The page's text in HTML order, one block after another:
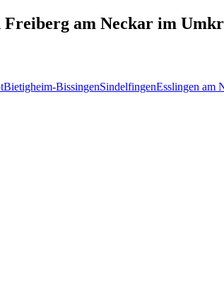
Freiberg am Neckar im
Bietigheim-BissingenSindelfingenEsslingen am